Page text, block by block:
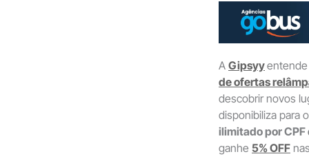
A Gipsyyentende
de ofertas
descobrir novos
disponibiliza para
ilimitado por
ganhe 5% OFF nas